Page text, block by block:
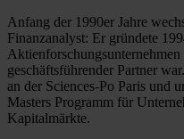
Anfang der 1990er Jahre
Finanzanalyst: Er gründete
geschäftsführender Partner
an der Sciences-Po Paris und
Masters Programm für
Kapitalmärkte.